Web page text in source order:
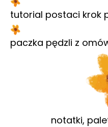
tutorial postaci krok
paczka pędzli z
notatki,